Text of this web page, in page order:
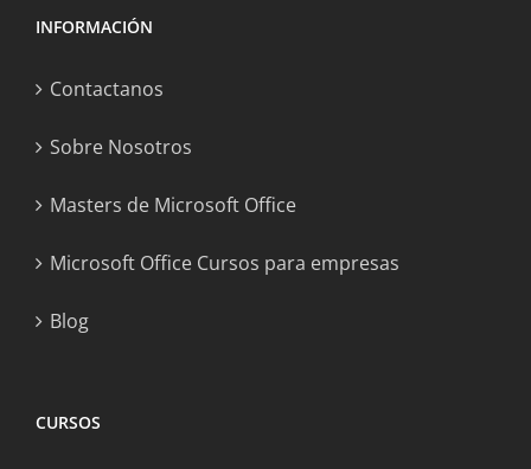
INFORMACIÓN
Contactanos
Sobre Nosotros
Masters de Microsoft Office
Microsoft Office Cursos para empresas
Blog
CURSOS